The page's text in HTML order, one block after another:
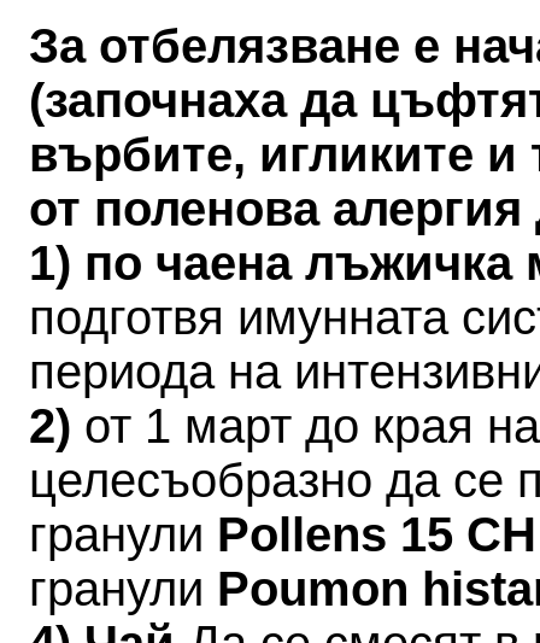
За отбелязване е
(започнаха да
върбите, игликите
от поленова
1) по чаена
подготвя имунната
периода на
2) от 1 март до края
целесъобразно да се
гранули Pollens 15
гранули Poumon